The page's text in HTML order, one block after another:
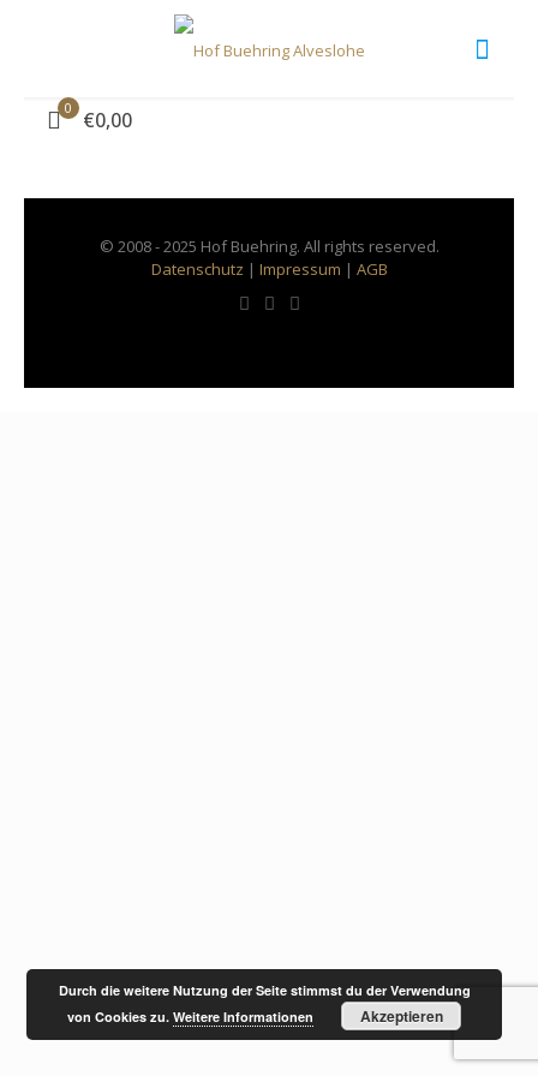
0 €0,00
IMG-20180318-WA0018 (2)
© 2008 - 2025 Hof Buehring. All rights reserved.
Datenschutz | Impressum | AGB
Durch die weitere Nutzung der Seite stimmst du der Verwendung
von Cookies zu.Weitere Informationen Akzeptieren